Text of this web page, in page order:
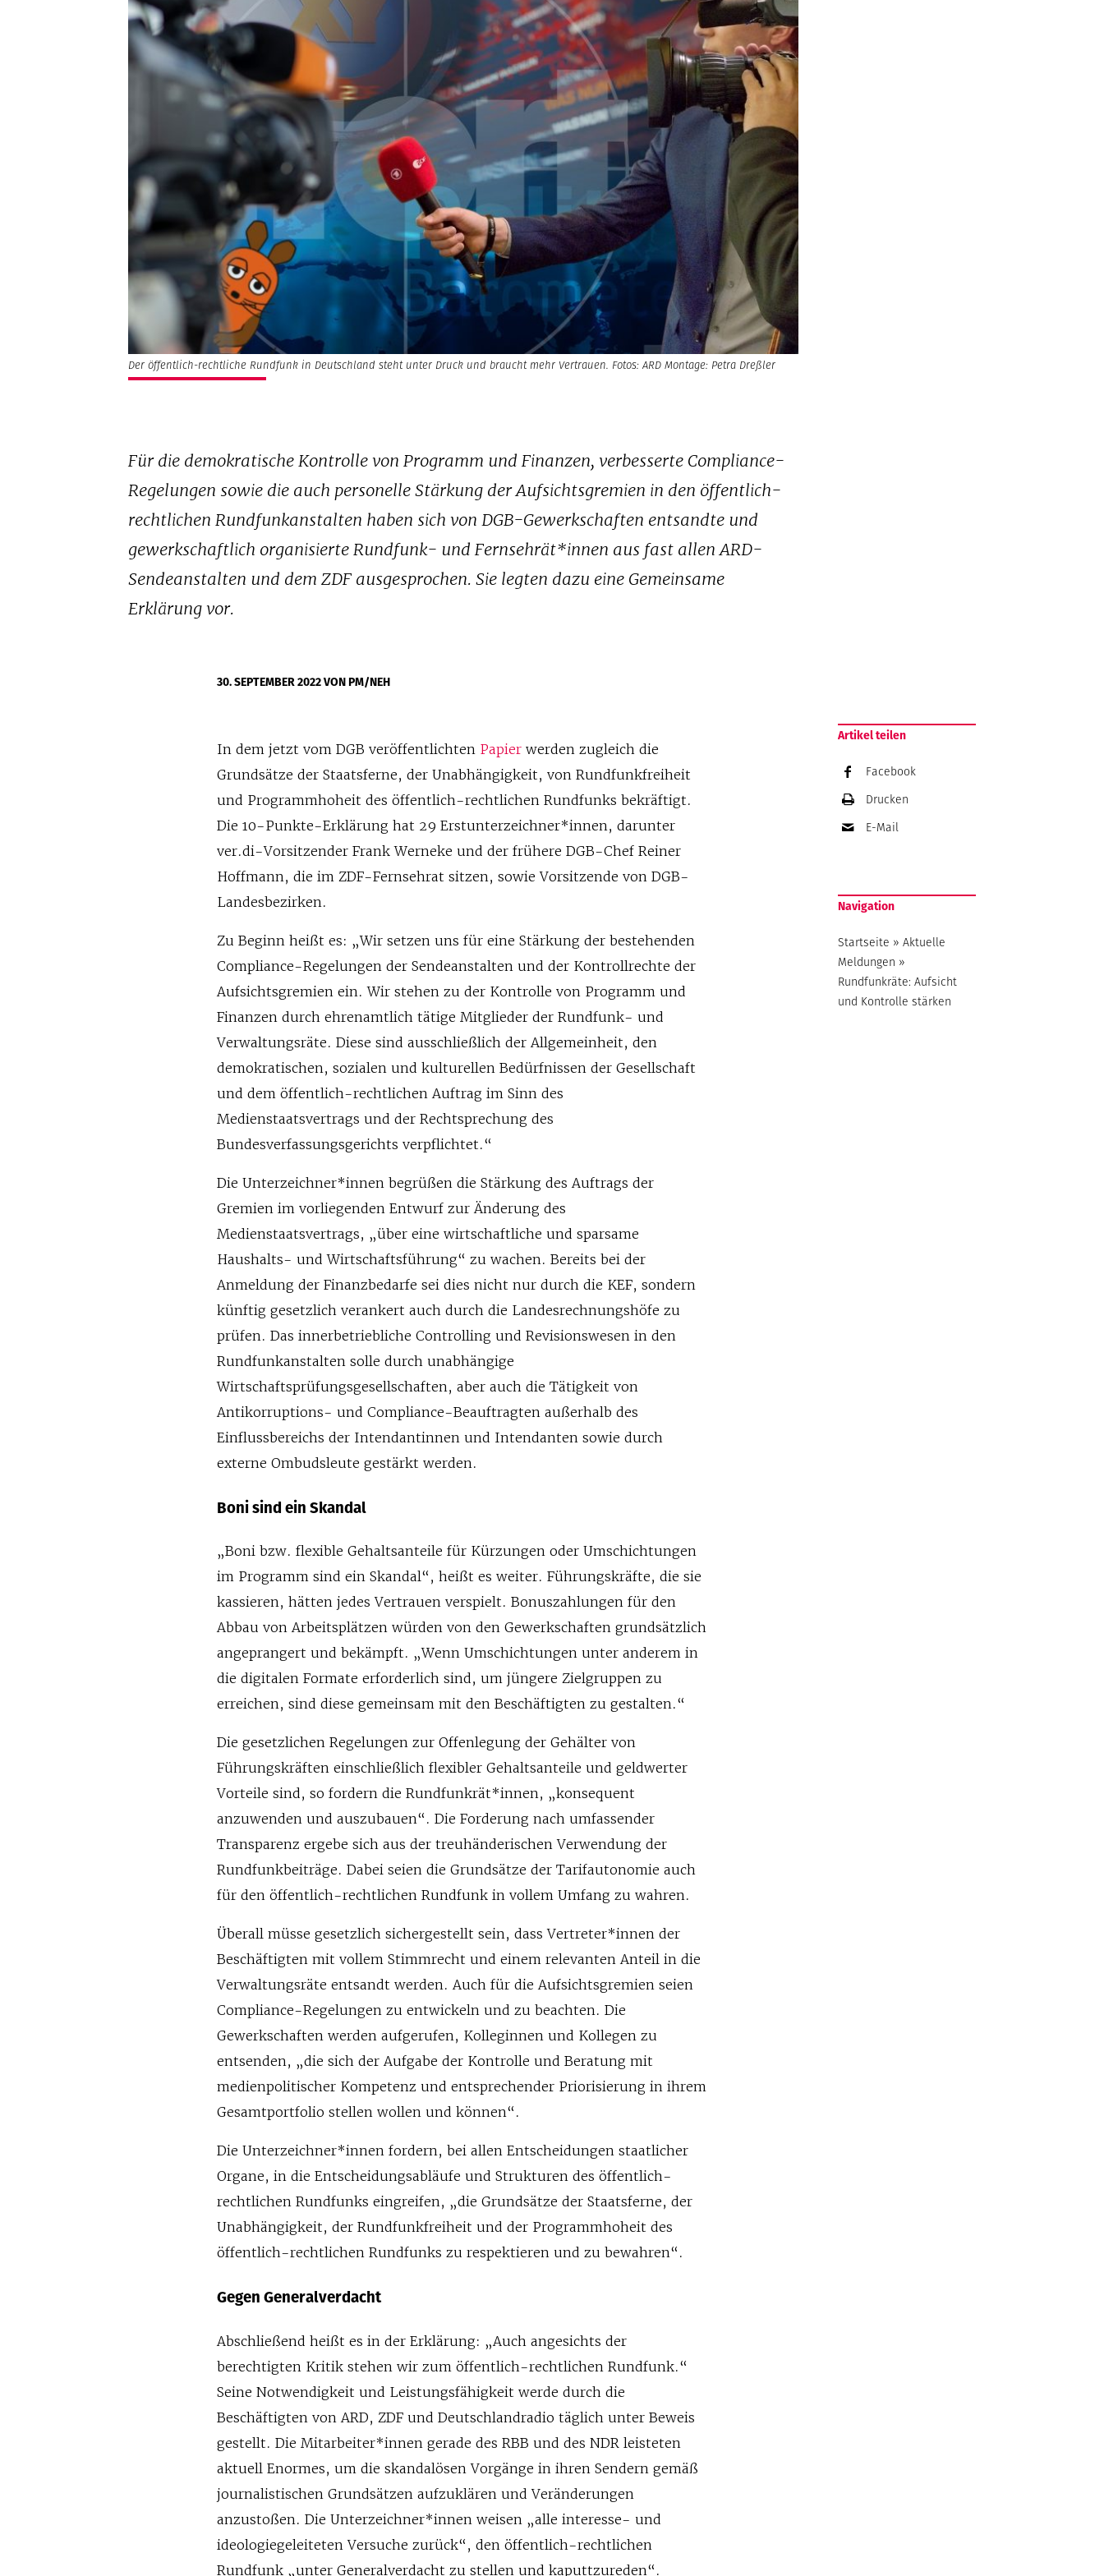
Der öffentlich-rechtliche Rundfunk in Deutschland steht unter Druck und braucht mehr Vertrauen. Fotos: ARD Montage: Petra Dreßler
Für die demokratische Kontrolle von Programm und Finanzen, verbesserte Compliance-
Regelungen sowie die auch personelle Stärkung der Aufsichtsgremien in den öffentlich-
rechtlichen Rundfunkanstalten haben sich von DGB-Gewerkschaften entsandte und
gewerkschaftlich organisierte Rundfunk- und Fernsehrät*innen aus fast allen ARD-
Sendeanstalten und dem ZDF ausgesprochen. Sie legten dazu eine Gemeinsame
Erklärung vor.
30. SEPTEMBER 2022VON PM/NEH
In dem jetzt vom DGB veröffentlichten Papier werden zugleich die
Grundsätze der Staatsferne, der Unabhängigkeit, von Rundfunkfreiheit
und Programmhoheit des öffentlich-rechtlichen Rundfunks bekräftigt.
Die 10-Punkte-Erklärung hat 29 Erstunterzeichner*innen, darunter
ver.di-Vorsitzender Frank Werneke und der frühere DGB-Chef Reiner
Hoffmann, die im ZDF-Fernsehrat sitzen, sowie Vorsitzende von DGB-
Landesbezirken.
Zu Beginn heißt es: „Wir setzen uns für eine Stärkung der bestehenden
Compliance-Regelungen der Sendeanstalten und der Kontrollrechte der
Aufsichtsgremien ein. Wir stehen zu der Kontrolle von Programm und
Finanzen durch ehrenamtlich tätige Mitglieder der Rundfunk- und
Verwaltungsräte. Diese sind ausschließlich der Allgemeinheit, den
demokratischen, sozialen und kulturellen Bedürfnissen der Gesellschaft
und dem öffentlich-rechtlichen Auftrag im Sinn des
Medienstaatsvertrags und der Rechtsprechung des
Bundesverfassungsgerichts verpflichtet.“
Die Unterzeichner*innen begrüßen die Stärkung des Auftrags der
Gremien im vorliegenden Entwurf zur Änderung des
Medienstaatsvertrags, „über eine wirtschaftliche und sparsame
Haushalts- und Wirtschaftsführung“ zu wachen. Bereits bei der
Anmeldung der Finanzbedarfe sei dies nicht nur durch die KEF, sondern
künftig gesetzlich verankert auch durch die Landesrechnungshöfe zu
prüfen. Das innerbetriebliche Controlling und Revisionswesen in den
Rundfunkanstalten solle durch unabhängige
Wirtschaftsprüfungsgesellschaften, aber auch die Tätigkeit von
Antikorruptions- und Compliance-Beauftragten außerhalb des
Einflussbereichs der Intendantinnen und Intendanten sowie durch
externe Ombudsleute gestärkt werden.
Boni sind ein Skandal
„Boni bzw. flexible Gehaltsanteile für Kürzungen oder Umschichtungen
im Programm sind ein Skandal“, heißt es weiter. Führungskräfte, die sie
kassieren, hätten jedes Vertrauen verspielt. Bonuszahlungen für den
Abbau von Arbeitsplätzen würden von den Gewerkschaften grundsätzlich
angeprangert und bekämpft. „Wenn Umschichtungen unter anderem in
die digitalen Formate erforderlich sind, um jüngere Zielgruppen zu
erreichen, sind diese gemeinsam mit den Beschäftigten zu gestalten.“
Die gesetzlichen Regelungen zur Offenlegung der Gehälter von
Führungskräften einschließlich flexibler Gehaltsanteile und geldwerter
Vorteile sind, so fordern die Rundfunkrät*innen, „konsequent
anzuwenden und auszubauen“. Die Forderung nach umfassender
Transparenz ergebe sich aus der treuhänderischen Verwendung der
Rundfunkbeiträge. Dabei seien die Grundsätze der Tarifautonomie auch
für den öffentlich-rechtlichen Rundfunk in vollem Umfang zu wahren.
Überall müsse gesetzlich sichergestellt sein, dass Vertreter*innen der
Beschäftigten mit vollem Stimmrecht und einem relevanten Anteil in die
Verwaltungsräte entsandt werden. Auch für die Aufsichtsgremien seien
Compliance-Regelungen zu entwickeln und zu beachten. Die
Gewerkschaften werden aufgerufen, Kolleginnen und Kollegen zu
entsenden, „die sich der Aufgabe der Kontrolle und Beratung mit
medienpolitischer Kompetenz und entsprechender Priorisierung in ihrem
Gesamtportfolio stellen wollen und können“.
Die Unterzeichner*innen fordern, bei allen Entscheidungen staatlicher
Organe, in die Entscheidungsabläufe und Strukturen des öffentlich-
rechtlichen Rundfunks eingreifen, „die Grundsätze der Staatsferne, der
Unabhängigkeit, der Rundfunkfreiheit und der Programmhoheit des
öffentlich-rechtlichen Rundfunks zu respektieren und zu bewahren“.
Gegen Generalverdacht
Abschließend heißt es in der Erklärung: „Auch angesichts der
berechtigten Kritik stehen wir zum öffentlich-rechtlichen Rundfunk.“
Seine Notwendigkeit und Leistungsfähigkeit werde durch die
Beschäftigten von ARD, ZDF und Deutschlandradio täglich unter Beweis
gestellt. Die Mitarbeiter*innen gerade des RBB und des NDR leisteten
aktuell Enormes, um die skandalösen Vorgänge in ihren Sendern gemäß
journalistischen Grundsätzen aufzuklären und Veränderungen
anzustoßen. Die Unterzeichner*innen weisen „alle interesse- und
ideologiegeleiteten Versuche zurück“, den öffentlich-rechtlichen
Rundfunk „unter Generalverdacht zu stellen und kaputtzureden“.
Artikel teilen
Facebook
Drucken
E-Mail
Navigation
Startseite »Aktuelle
Meldungen »
Rundfunkräte: Aufsicht
und Kontrolle stärken